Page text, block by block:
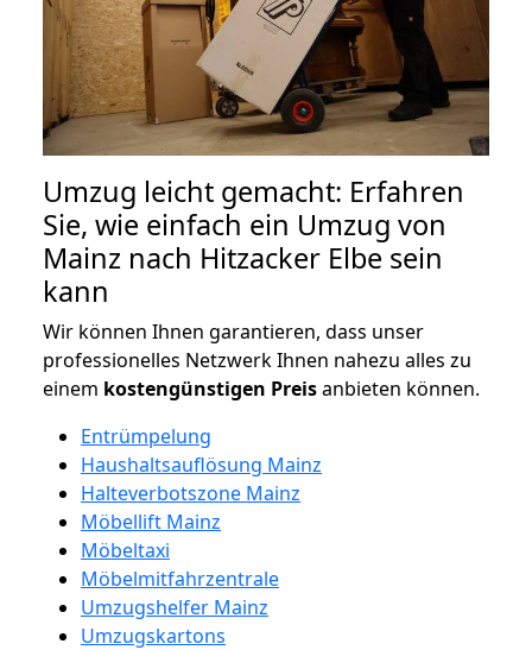
Umzug leicht gemacht: Erfahren
Sie, wie einfach ein Umzug von
Mainz nach Hitzacker Elbe sein
kann
Wir können Ihnen garantieren, dass unser
professionelles Netzwerk Ihnen nahezu alles zu
einem kostengünstigen Preisanbieten können.
Entrümpelung
Haushaltsauflösung Mainz
Halteverbotszone Mainz
Möbellift Mainz
Möbeltaxi
Möbelmitfahrzentrale
Umzugshelfer Mainz
Umzugskartons